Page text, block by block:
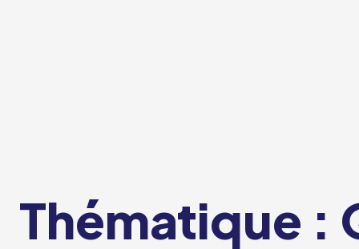
Thématique :